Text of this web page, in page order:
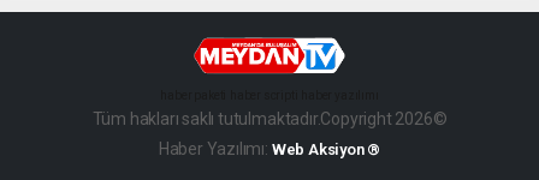
Tüm hakları saklı tutulmaktadır.Copyright 2026©
Haber Yazılımı: Web Aksiyon ®